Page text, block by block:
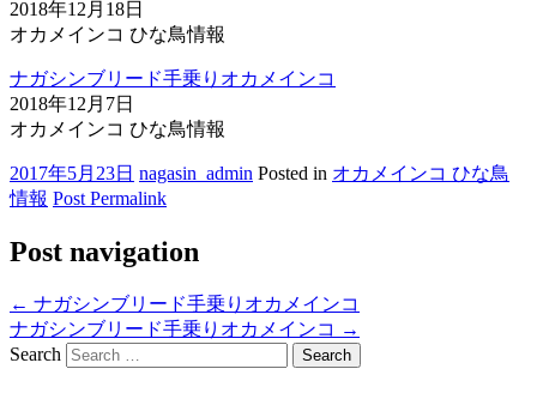
2018年12月18日
オカメインコ ひな鳥情報
ナガシンブリード手乗りオカメインコ
2018年12月7日
オカメインコ ひな鳥情報
2017年5月23日 nagasin_admin Posted in オカメインコ ひな鳥
情報 Post Permalink
Post navigation
← ナガシンブリード手乗りオカメインコ
ナガシンブリード手乗りオカメインコ →
Search